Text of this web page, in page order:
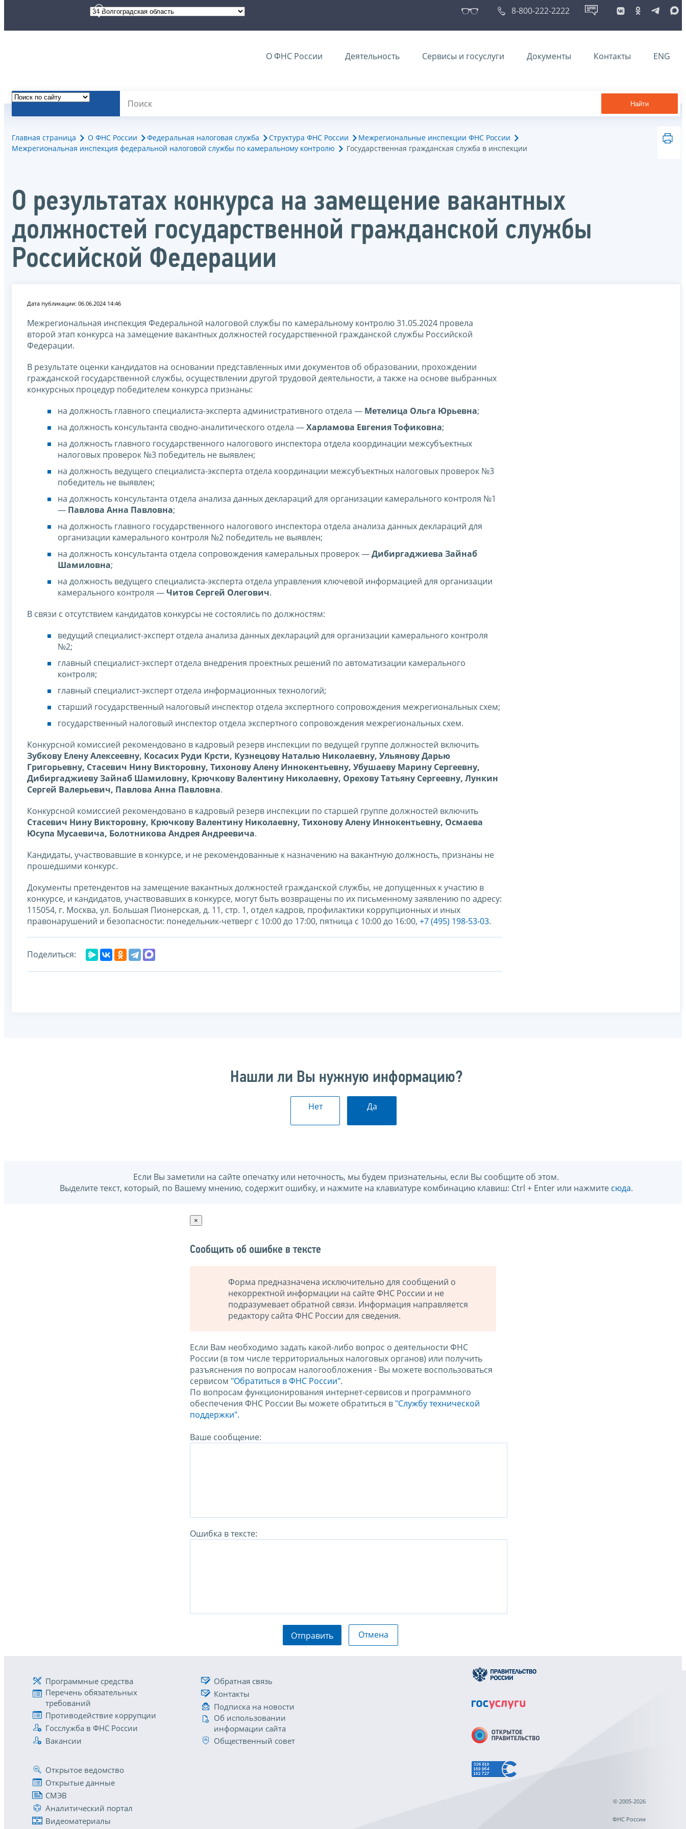
8-800-222-2222
О ФНС России Деятельность Сервисы и госуслуги Документы Контакты ENG
Найти
Главная страница О ФНС России Федеральная налоговая служба Структура ФНС России
Межрегиональные инспекции ФНС России
Межрегиональная инспекция федеральной налоговой службы по камеральному контролю
Государственная гражданская служба в инспекции
О результатах конкурса на замещение вакантных
должностей государственной гражданской службы
Российской Федерации
Дата публикации: 06.06.2024 14:46
Межрегиональная инспекция Федеральной налоговой службы по камеральному контролю 31.05.2024 провела
второй этап конкурса на замещение вакантных должностей государственной гражданской службы Российской
Федерации.
В результате оценки кандидатов на основании представленных ими документов об образовании, прохождении
гражданской государственной службы, осуществлении другой трудовой деятельности, а также на основе выбранных
конкурсных процедур победителем конкурса признаны:
на должность главного специалиста-эксперта административного отдела — Метелица Ольга Юрьевна;
на должность консультанта сводно-аналитического отдела —Харламова Евгения Тофиковна;
на должность главного государственного налогового инспектора отдела координации межсубъектных
налоговых проверок №3 победитель не выявлен;
на должность ведущего специалиста-эксперта отдела координации межсубъектных налоговых проверок №3
победитель не выявлен;
на должность консультанта отдела анализа данных деклараций для организации камерального контроля №1
— Павлова Анна Павловна;
на должность главного государственного налогового инспектора отдела анализа данных деклараций для
организации камерального контроля №2 победитель не выявлен;
на должность консультанта отдела сопровождения камеральных проверок —Дибиргаджиева Зайнаб
Шамиловна;
на должность ведущего специалиста-эксперта отдела управления ключевой информацией для организации
камерального контроля —Читов Сергей Олегович.
В связи с отсутствием кандидатов конкурсы не состоялись по должностям:
ведущий специалист-эксперт отдела анализа данных деклараций для организации камерального контроля
№2;
главный специалист-эксперт отдела внедрения проектных решений по автоматизации камерального
контроля;
главный специалист-эксперт отдела информационных технологий;
старший государственный налоговый инспектор отдела экспертного сопровождения межрегиональных схем;
государственный налоговый инспектор отдела экспертного сопровождения межрегиональных схем.
Конкурсной комиссией рекомендовано в кадровый резерв инспекции по ведущей группе должностей включить
Зубкову Елену Алексеевну, Косасих Руди Крсти, Кузнецову Наталью Николаевну, Ульянову Дарью
Григорьевну, Стасевич Нину Викторовну, Тихонову Алену Иннокентьевну, Убушаеву Марину Сергеевну,
Дибиргаджиеву Зайнаб Шамиловну, Крючкову Валентину Николаевну, Орехову Татьяну Сергеевну, Лункин
Сергей Валерьевич, Павлова Анна Павловна.
Конкурсной комиссией рекомендовано в кадровый резерв инспекции по старшей группе должностей включить
Стасевич Нину Викторовну, Крючкову Валентину Николаевну, Тихонову Алену Иннокентьевну, Осмаева
Юсупа Мусаевича, Болотникова Андрея Андреевича.
Кандидаты, участвовавшие в конкурсе, и не рекомендованные к назначению на вакантную должность, признаны не
прошедшими конкурс.
Документы претендентов на замещение вакантных должностей гражданской службы, не допущенных к участию в
конкурсе, и кандидатов, участвовавших в конкурсе, могут быть возвращены по их письменному заявлению по адресу:
115054, г. Москва, ул. Большая Пионерская, д. 11, стр. 1, отдел кадров, профилактики коррупционных и иных
правонарушений и безопасности: понедельник-четверг с 10:00 до 17:00, пятница с 10:00 до 16:00, +7 (495) 198-53-03.
Поделиться:
Нашли ли Вы нужную информацию?
Нет Да
Если Вы заметили на сайте опечатку или неточность, мы будем признательны, если Вы сообщите об этом.
Выделите текст, который, по Вашему мнению, содержит ошибку, и нажмите на клавиатуре комбинацию клавиш: Ctrl + Enter или нажмите сюда.
×
Сообщить об ошибке в тексте
Форма предназначена исключительно для сообщений о
некорректной информации на сайте ФНС России и не
подразумевает обратной связи. Информация направляется
редактору сайта ФНС России для сведения.
Если Вам необходимо задать какой-либо вопрос о деятельности ФНС
России (в том числе территориальных налоговых органов) или получить
разъяснения по вопросам налогообложения - Вы можете воспользоваться
сервисом "Обратиться в ФНС России".
По вопросам функционирования интернет-сервисов и программного
обеспечения ФНС России Вы можете обратиться в "Службу технической
поддержки".
Ваше сообщение:
Ошибка в тексте:
Отправить Отмена
Программные средства
Перечень обязательных
требований
Противодействие коррупции
Госслужба в ФНС России
Вакансии
Обратная связь
Контакты
Подписка на новости
Об использовании
информации сайта
Общественный совет
Открытое ведомство
Открытые данные
СМЭВ
Аналитический портал
Видеоматериалы
© 2005-2026
ФНС России